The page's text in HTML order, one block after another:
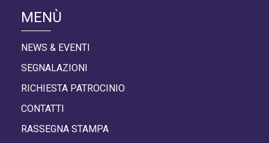
MENÙ
NEWS & EVENTI
SEGNALAZIONI
RICHIESTA PATROCINIO
CONTATTI
RASSEGNA STAMPA